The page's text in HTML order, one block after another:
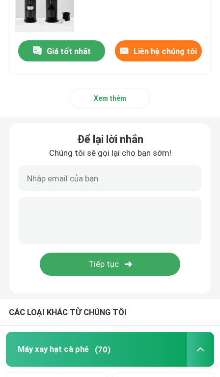
Máy xay cà phê không dây
máy xay cà phê thương mại
Máy xay đậu Espresso
Máy xay cà phê ngoài trời
Máy tạo bọt sữa tự động
Máy xay cà phê kỹ thuật số
Giá tốt nhất Liên hệ chúng tôi
Xem thêm
Để lại lời nhắn
Chúng tôi sẽ gọi lại cho bạn sớm!
CÁC LOẠI KHÁC TỪ CHÚNG TÔI
Máy xay hạt cà phê (70)